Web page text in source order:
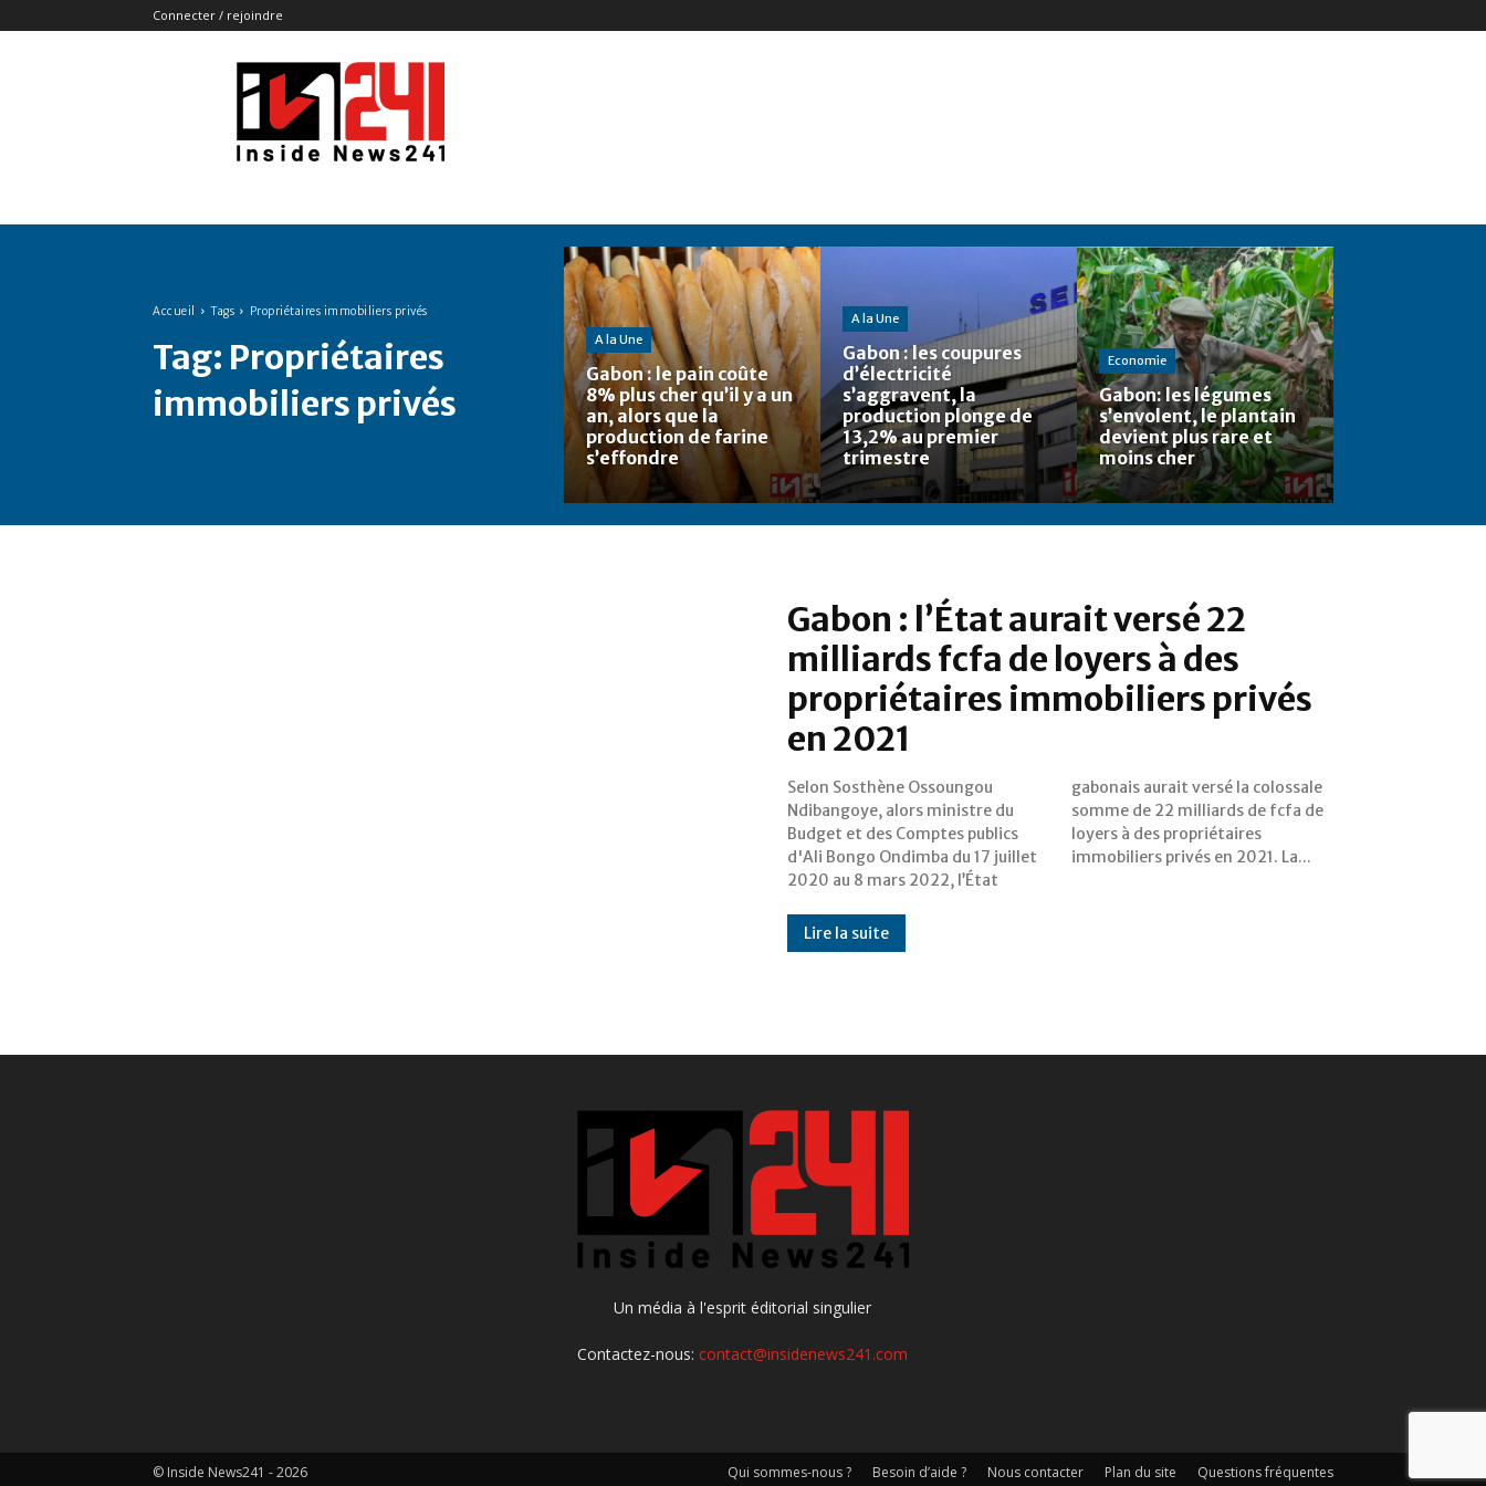
Connecter / rejoindre
Insidenews241
Accueil Tags Propriétaires immobiliers privés
Tag: Propriétaires
immobiliers privés
A la Une
Gabon : le pain coûte
8% plus cher qu’il y a un
an, alors que la
production de farine
s’effondre
A la Une
Gabon : les coupures
d’électricité
s’aggravent, la
production plonge de
13,2% au premier
trimestre
Economie
Gabon: les légumes
s’envolent, le plantain
devient plus rare et
moins cher
Gabon : l’État aurait versé 22
milliards fcfa de loyers à des
propriétaires immobiliers privés
en 2021
Selon Sosthène Ossoungou
Ndibangoye, alors ministre du
Budget et des Comptes publics
d'Ali Bongo Ondimba du 17 juillet
2020 au 8 mars 2022, l’État
gabonais aurait versé la colossale
somme de 22 milliards de fcfa de
loyers à des propriétaires
immobiliers privés en 2021. La...
Lire la suite
Un média à l'esprit éditorial singulier
Contactez-nous:contact@insidenews241.com
Qui sommes-nous ? Besoin d’aide ? Nous contacter Plan du site Questions fréquentes
© Inside News241 - 2026